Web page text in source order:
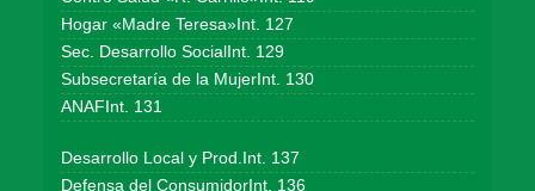
Hogar «Madre Teresa»Int. 127
Sec. Desarrollo SocialInt. 129
Subsecretaría de la MujerInt. 130
ANAFInt. 131
Desarrollo Local y Prod.Int. 137
Defensa del ConsumidorInt. 136